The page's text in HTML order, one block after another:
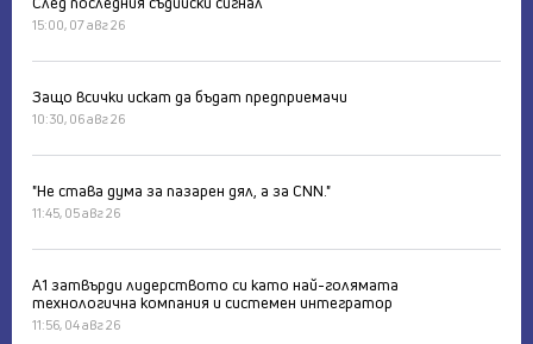
15:00, 07 авг 26
Защо всички искат да бъдат предприемачи
10:30, 06 авг 26
"Не става дума за пазарен дял, а за CNN."
11:45, 05 авг 26
А1 затвърди лидерството си като най-голямата
технологична компания и системен интегратор
11:56, 04 авг 26